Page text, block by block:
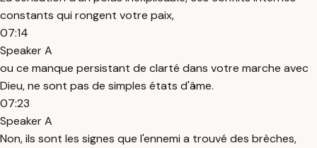
constants qui rongent votre paix,
07:14
Speaker A
ou ce manque persistant de clarté dans votre marche avec
Dieu, ne sont pas de simples états d'âme.
07:23
Speaker A
Non, ils sont les signes que l'ennemi a trouvé des brèches,